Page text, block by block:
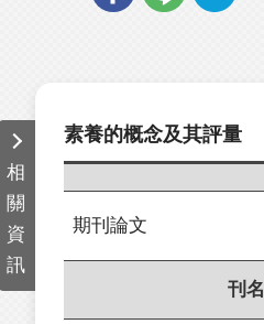
相
關
資
訊
素養的概念及其評量
期刊論文
刊名